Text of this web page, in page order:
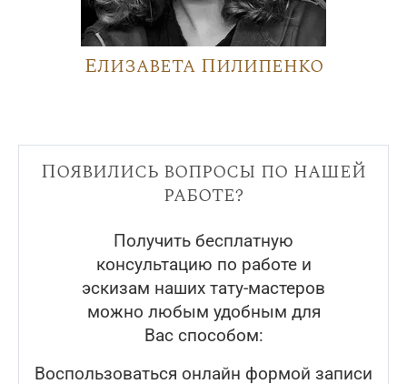
Елизавета Пилипенко
Появились вопросы по нашей
работе?
Получить бесплатную
консультацию по работе и
эскизам наших тату-мастеров
можно любым удобным для
Вас способом:
Воспользоваться онлайн формой записи